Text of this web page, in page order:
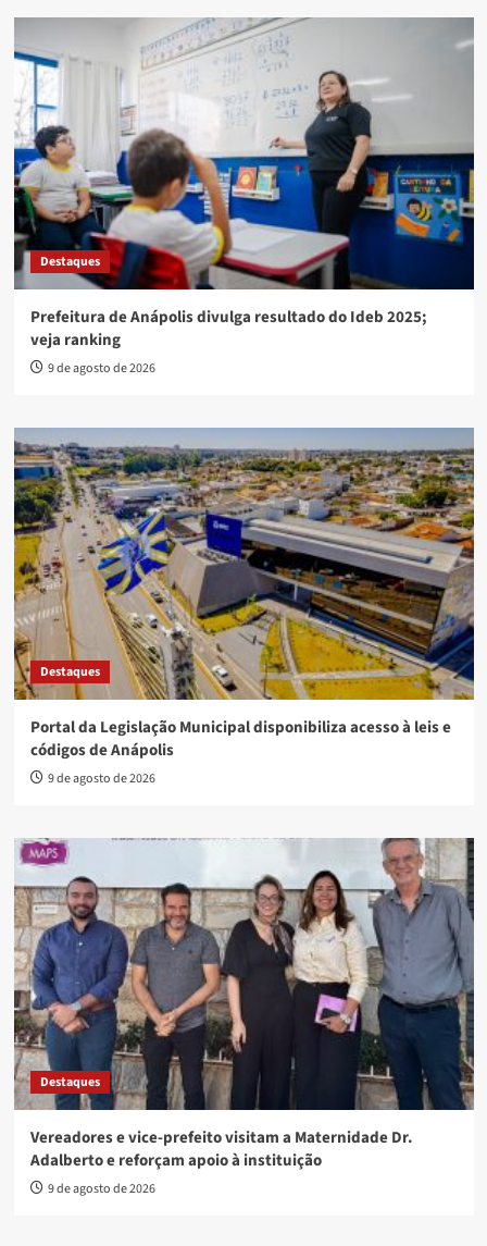
Destaques
Prefeitura de Anápolis divulga resultado do Ideb 2025;
veja ranking
9 de agosto de 2026
Destaques
Portal da Legislação Municipal disponibiliza acesso à leis e
códigos de Anápolis
9 de agosto de 2026
Destaques
Vereadores e vice-prefeito visitam a Maternidade Dr.
Adalberto e reforçam apoio à instituição
9 de agosto de 2026